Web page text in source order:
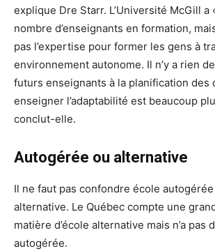
explique Dre Starr. L’Université McGill a
nombre d’enseignants en formation,
pas l’expertise pour former les gens à
environnement autonome. Il n’y a rien
futurs enseignants à la planification des
enseigner l’adaptabilité est beaucoup
conclut-elle.
Autogérée ou alternative
Il ne faut pas confondre école
alternative. Le Québec compte une
matière d’école alternative mais n’a pas
autogérée.